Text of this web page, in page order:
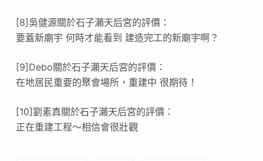
[8]吳健源關於石子瀨天后宮的評價：
要蓋新廟宇 何時才能看到 建造完工的新廟宇啊？
[9]Debo關於石子瀨天后宮的評價：
在地居民重要的聚會場所，重建中 很期待！
[10]劉素真關於石子瀨天后宮的評價：
正在重建工程～相信會很壯觀